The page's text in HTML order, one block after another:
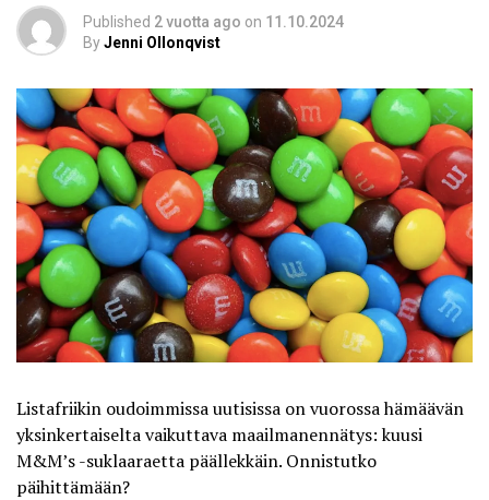
Published 2 vuotta ago on 11.10.2024
ByJenni Ollonqvist
Listafriikin oudoimmissa uutisissa on vuorossa hämäävän
yksinkertaiselta vaikuttava maailmanennätys: kuusi
M&M’s -suklaaraetta päällekkäin. Onnistutko
päihittämään?